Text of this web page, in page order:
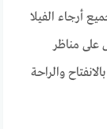
أرجاء الفيلا
على مناظر
والراحة